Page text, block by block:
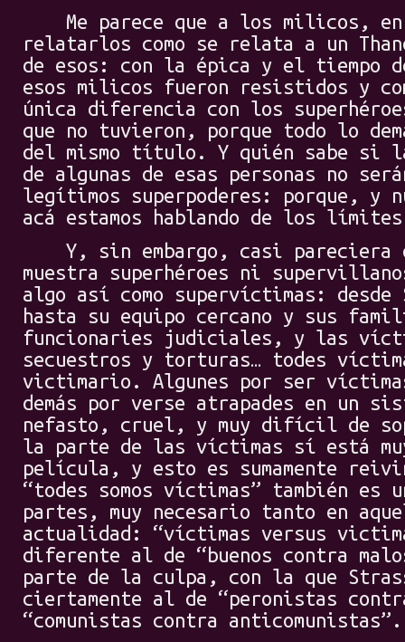
Me parece que a los milicos, en
relatarlos como se relata a un
de esos: con la épica y el tiempo
esos milicos fueron resistidos y
única diferencia con los
que no tuvieron, porque todo lo
del mismo título. Y quién sabe si
de algunas de esas personas no
legítimos superpoderes: porque, y
acá estamos hablando de los
Y, sin embargo, casi pareciera
muestra superhéroes ni
algo así como supervíctimas:
hasta su equipo cercano y sus
funcionaries judiciales, y las
secuestros y torturas… todes
victimario. Algunes por ser
demás por verse atrapades en un
nefasto, cruel, y muy difícil de
la parte de las víctimas sí está
película, y esto es sumamente
“todes somos víctimas” también es
partes, muy necesario tanto en
actualidad: “víctimas versus
diferente al de “buenos contra
parte de la culpa, con la que
ciertamente al de “peronistas
“comunistas contra